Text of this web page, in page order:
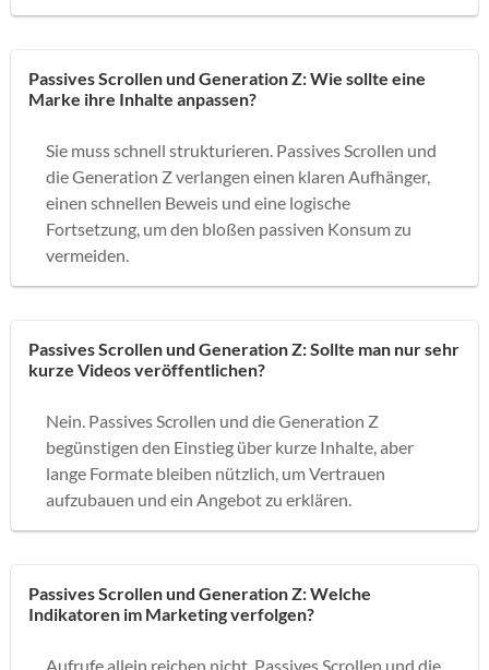
Passives Scrollen und Generation Z: Wie sollte eine
Marke ihre Inhalte anpassen?
Sie muss schnell strukturieren. Passives Scrollen und
die Generation Z verlangen einen klaren Aufhänger,
einen schnellen Beweis und eine logische
Fortsetzung, um den bloßen passiven Konsum zu
vermeiden.
Passives Scrollen und Generation Z: Sollte man nur sehr
kurze Videos veröffentlichen?
Nein. Passives Scrollen und die Generation Z
begünstigen den Einstieg über kurze Inhalte, aber
lange Formate bleiben nützlich, um Vertrauen
aufzubauen und ein Angebot zu erklären.
Passives Scrollen und Generation Z: Welche
Indikatoren im Marketing verfolgen?
Aufrufe allein reichen nicht. Passives Scrollen und die